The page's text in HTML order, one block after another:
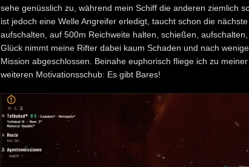
sehe genüsslich zu, während mein Schiff die anderen ziemlich
ist jedoch eine Welle Angreifer erledigt, taucht schon die
aufschalten, auf 500m Reichweite halten, schießen,
Glück nimmt meine Rifter dabei kaum Schaden und nach
Mission abgeschlossen. Beinahe euphorisch fliege ich zu
weiteren Motivationsschub: Es gibt Bares!